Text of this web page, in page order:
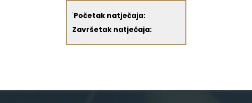
'Početak natječaja:
Završetak natječaja: